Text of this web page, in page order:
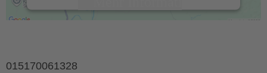
Management Platform
015170061328